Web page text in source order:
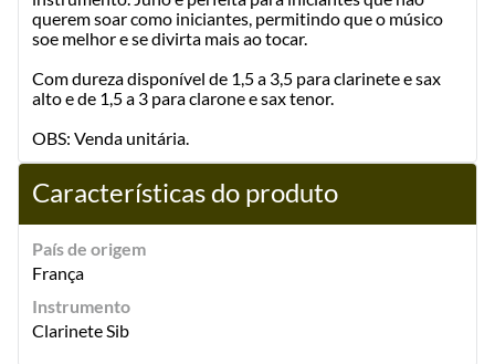
querem soar como iniciantes, permitindo que o músico
soe melhor e se divirta mais ao tocar.
Com dureza disponível de 1,5 a 3,5 para clarinete e sax
alto e de 1,5 a 3 para clarone e sax tenor.
OBS: Venda unitária.
Características do produto
País de origem
França
Instrumento
Clarinete Sib